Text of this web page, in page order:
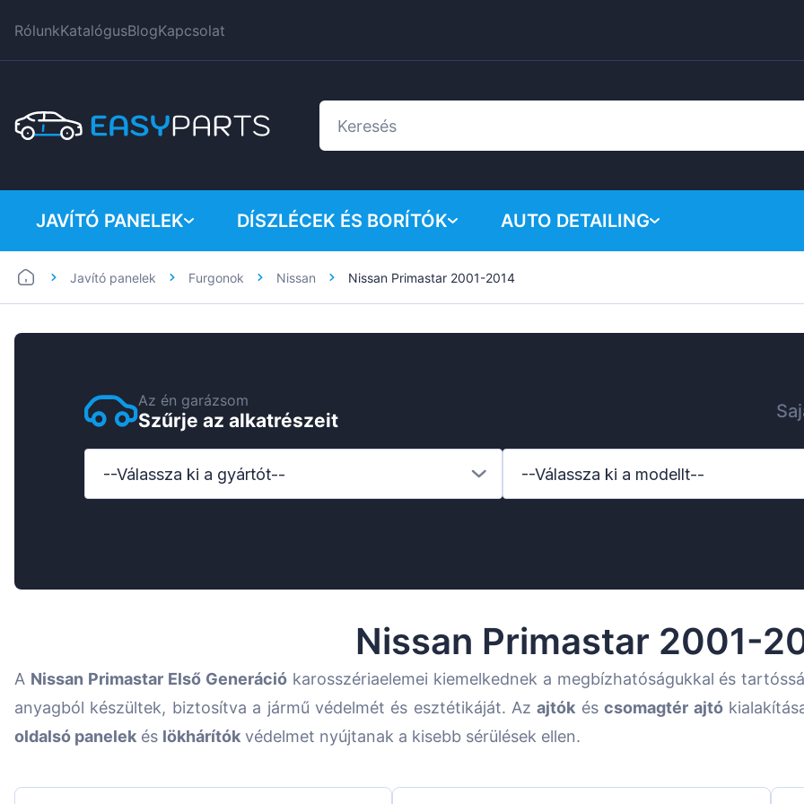
RólunkKatalógusBlogKapcsolat
JAVÍTÓ PANELEK
Furgonok
DÍSZLÉCEK ÉS BORÍTÓK
BMW
Ford
Honda
Hyundai
Mazda
Mercedes-Benz
Opel Vauxhall
AUTO DETAILING
Javító panelek Furgonok Nissan Nissan Primastar 2001-2014
Az én garázsom
Szűrje az alkatrészeit
--Válassza ki a gyártót-- --Válassza ki a modellt--
Nissan Primastar 2001-
A Nissan Primastar Első Generáció karosszériaelemei kiemelkednek a megbízhatóságukkal és
anyagból készültek, biztosítva a jármű védelmét és esztétikáját. Azajtók éscsomagtér ajtó
oldalsó panelek és lökhárítók védelmet nyújtanak a kisebb sérülések ellen.